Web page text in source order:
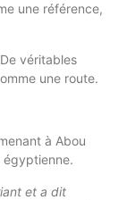
une référence,
véritables
une route.
à Abou
égyptienne.
et a dit